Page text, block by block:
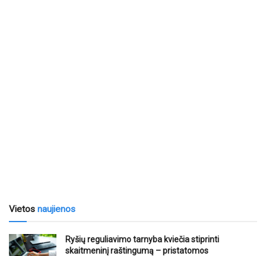
Vietos naujienos
Ryšių reguliavimo tarnyba kviečia stiprinti
skaitmeninį raštingumą – pristatomos